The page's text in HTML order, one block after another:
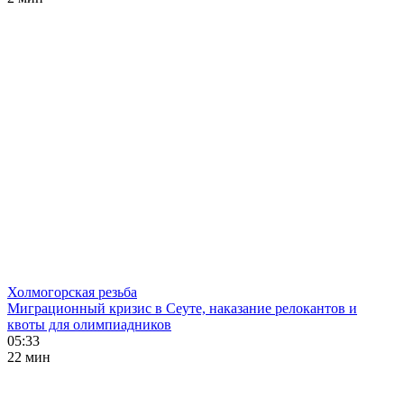
Холмогорская резьба
Миграционный кризис в Сеуте, наказание релокантов и
квоты для олимпиадников
05:33
22 мин